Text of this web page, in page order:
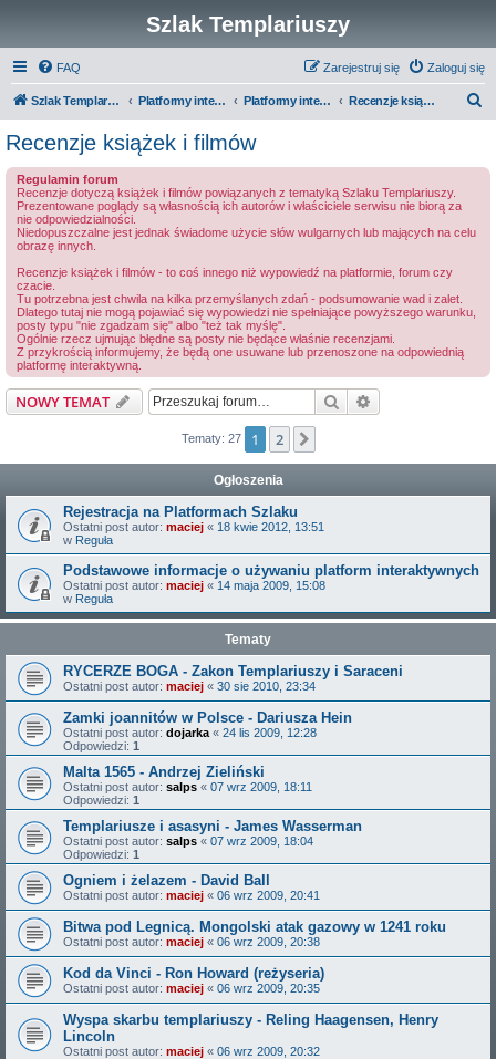
Szlak Templariuszy
FAQ Zaloguj się
Zarejestruj się
Szlak Templariuszy Platformy interaktywne Szlaku Templariuszy Platformy interaktywne - Inne Recenzje książek i filmów
Recenzje książek i filmów
Regulamin forum
Recenzje dotyczą książek i filmów powiązanych z tematyką Szlaku Templariuszy.
Prezentowane poglądy są własnością ich autorów i właściciele serwisu nie biorą za
nie odpowiedzialności.
Niedopuszczalne jest jednak świadome użycie słów wulgarnych lub mających na celu
obrazę innych.
Recenzje książek i filmów - to coś innego niż wypowiedź na platformie, forum czy
czacie.
Tu potrzebna jest chwila na kilka przemyślanych zdań - podsumowanie wad i zalet.
Dlatego tutaj nie mogą pojawiać się wypowiedzi nie spełniające powyższego warunku,
posty typu "nie zgadzam się" albo "też tak myślę".
Ogólnie rzecz ujmując błędne są posty nie będące właśnie recenzjami.
Z przykrością informujemy, że będą one usuwane lub przenoszone na odpowiednią
platformę interaktywną.
NOWY TEMAT Szukaj
Tematy: 27 1 2
Ogłoszenia
Rejestracja na Platformach Szlaku
Ostatni post autor: maciej « 18 kwie 2012, 13:51
w Reguła
Podstawowe informacje o używaniu platform interaktywnych
Ostatni post autor: maciej « 14 maja 2009, 15:08
w Reguła
Tematy
RYCERZE BOGA - Zakon Templariuszy i Saraceni
Ostatni post autor: maciej « 30 sie 2010, 23:34
Zamki joannitów w Polsce - Dariusza Hein
Ostatni post autor: dojarka « 24 lis 2009, 12:28
Odpowiedzi: 1
Malta 1565 - Andrzej Zieliński
Ostatni post autor: salps « 07 wrz 2009, 18:11
Odpowiedzi: 1
Templariusze i asasyni - James Wasserman
Ostatni post autor: salps « 07 wrz 2009, 18:04
Odpowiedzi: 1
Ogniem i żelazem - David Ball
Ostatni post autor: maciej « 06 wrz 2009, 20:41
Bitwa pod Legnicą. Mongolski atak gazowy w 1241 roku
Ostatni post autor: maciej « 06 wrz 2009, 20:38
Kod da Vinci - Ron Howard (reżyseria)
Ostatni post autor: maciej « 06 wrz 2009, 20:35
Wyspa skarbu templariuszy - Reling Haagensen, Henry
Lincoln
Ostatni post autor: maciej « 06 wrz 2009, 20:32